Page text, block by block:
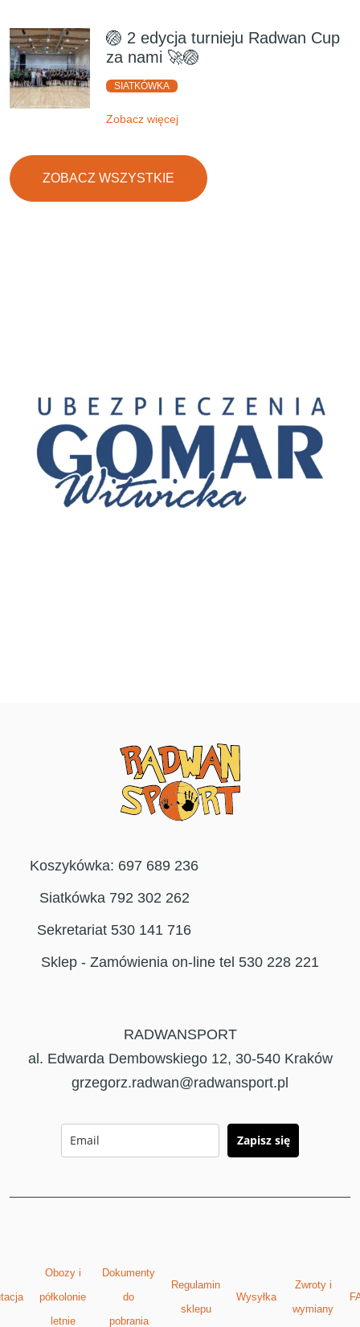
🏐 2 edycja turnieju Radwan Cup
za nami 🚀🏐
SIATKÓWKA
Zobacz więcej
ZOBACZ WSZYSTKIE
Koszykówka: 697 689 236
Siatkówka 792 302 262
Sekretariat 530 141 716
Sklep - Zamówienia on-line tel 530 228 221
RADWANSPORT
al. Edwarda Dembowskiego 12, 30-540 Kraków
grzegorz.radwan@radwansport.pl
Zapisz się
Obozy i
półkolonie
letnie
Dokumenty
do
pobrania
Regulamin
sklepu
Wysyłka
Zwroty i
wymiany